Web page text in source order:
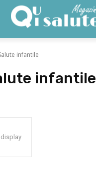
infantile
infantile